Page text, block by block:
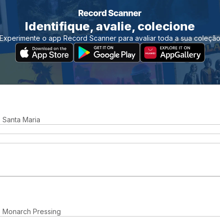
Identifique, avalie, colecione
Experimente o app Record Scanner para avaliar toda a sua coleção
Maria
Pressing